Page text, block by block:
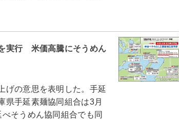
実行 米価高騰にそうめん
げの意思を表明した。手延
県手延素麺協同組合は3月
そうめん協同組合でも同